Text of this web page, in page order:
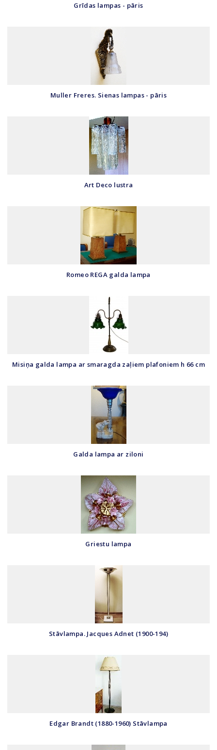
Grīdas lampas - pāris
Muller Freres. Sienas lampas - pāris
Art Deco lustra
Romeo REGA galda lampa
Misiņa galda lampa ar smaragda zaļiem plafoniem h 66 cm
Galda lampa ar ziloni
Griestu lampa
Stāvlampa. Jacques Adnet (1900-194)
Edgar Brandt (1880-1960) Stāvlampa